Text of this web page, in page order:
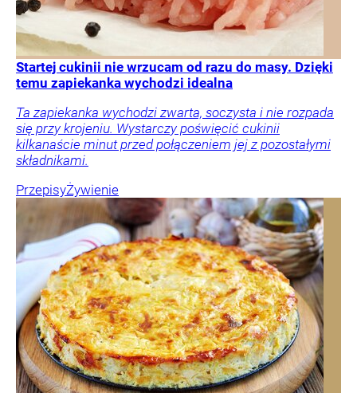
Startej cukinii nie wrzucam od razu do masy. Dzięki
temu zapiekanka wychodzi idealna
Ta zapiekanka wychodzi zwarta, soczysta i nie rozpada
się przy krojeniu. Wystarczy poświęcić cukinii
kilkanaście minut przed połączeniem jej z pozostałymi
składnikami.
PrzepisyŻywienie